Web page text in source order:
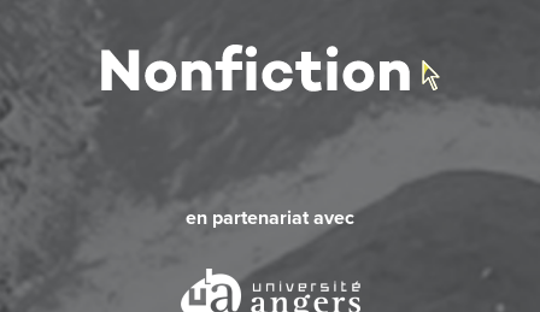
en partenariat avec